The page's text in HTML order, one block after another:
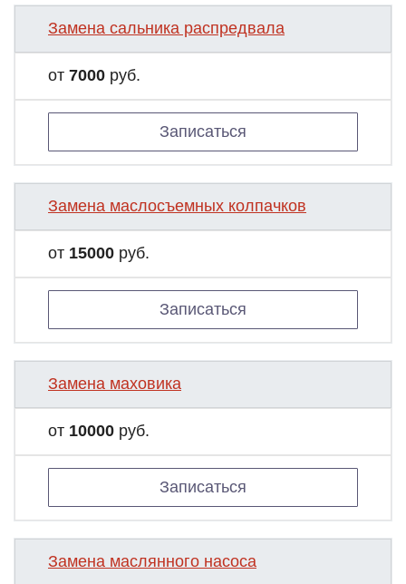
Замена сальника распредвала
от 7000 руб.
Записаться
Замена маслосъемных колпачков
от 15000 руб.
Записаться
Замена маховика
от 10000 руб.
Записаться
Замена маслянного насоса